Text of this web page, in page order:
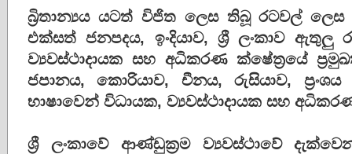
බ්‍රිතාන්‍යය යටත් විජිත ලෙස තිබූ රටවල්
එක්සත් ජනපදය, ඉංදියාව, ශ්‍රී ලංකාව ඇතුලු
ව්‍යවස්ථාදායක සහ අධිකරණ ක්ෂේත්‍රයේ
ජපානය, කොරියාව, චීනය, රුසියාව,
භාෂාවෙන් විධායක, ව්‍යවස්ථාදායක සහ
ශ්‍රී ලංකාවේ ආණ්ඩුක්‍රම ව්‍යවස්ථාවේ